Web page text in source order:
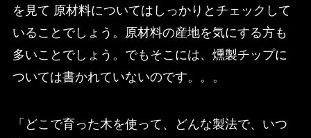
を見て 原材料についてはしっかりとチェックして
いることでしょう。原材料の産地を気にする方も
多いことでしょう。でもそこには、燻製チップに
ついては書かれていないのです。。。
「どこで育った木を使って、どんな製法で、いつ